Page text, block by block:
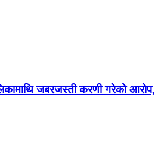
जबरजस्ती करणी गरेको आरोप,